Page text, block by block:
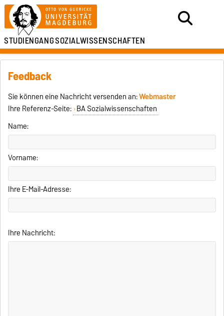
STUDIENGANGSOZIALWISSENSCHAFTEN
Feedback
Sie können eine Nachricht versenden an:Webmaster
Ihre Referenz-Seite: BA Sozialwissenschaften
Name:
Vorname:
Ihre E-Mail-Adresse:
Ihre Nachricht: